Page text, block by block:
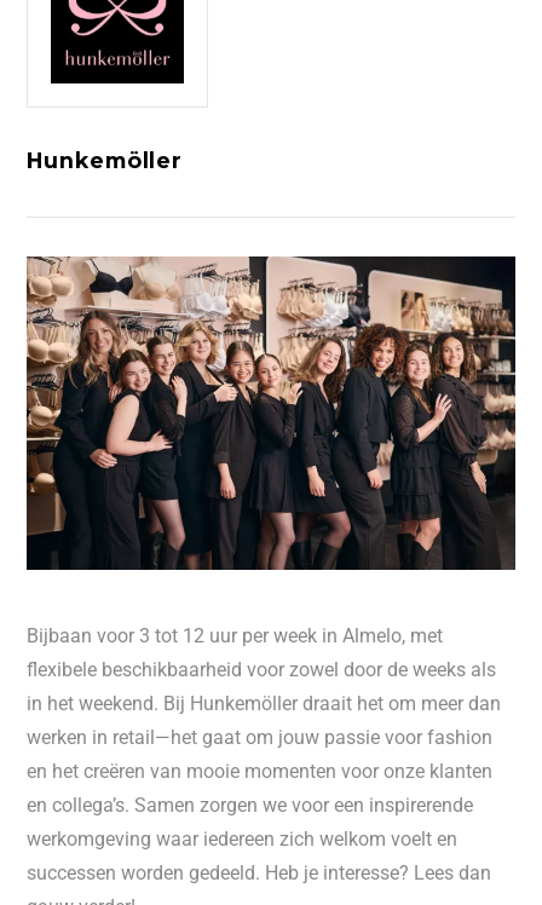
Hunkemöller
Bijbaan voor 3 tot 12 uur per week in Almelo, met
flexibele beschikbaarheid voor zowel door de weeks als
in het weekend. Bij Hunkemöller draait het om meer dan
werken in retail—het gaat om jouw passie voor fashion
en het creëren van mooie momenten voor onze klanten
en collega’s. Samen zorgen we voor een inspirerende
werkomgeving waar iedereen zich welkom voelt en
successen worden gedeeld. Heb je interesse? Lees dan